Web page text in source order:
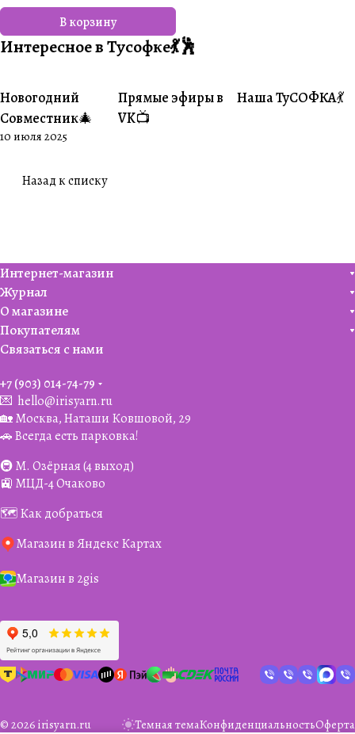
В корзину
Интересное в Тусофке💃🕺
#Совместники
Новогодний
Совместник🎄
10 июля 2025
#Житуха
Прямые эфиры в
VK📺
#Совместники
Наша ТуСОФКА💃
Назад к списку
Интернет-магазин
Журнал
О магазине
Покупателям
Связаться с нами
+7 (903) 014-74-79‬
💌 hello@irisyarn.ru
🏡 Москва, Наташи Ковшовой, 29
🚗 Всегда есть парковка!
🚇 М. Озёрная (4 выход)
🚉 МЦД-4 Очаково
🗺️ Как добраться
Магазин в Яндекс Картах
Магазин в 2gis
© 2026 irisyarn.ru Темная темаКонфиденциальностьОферта